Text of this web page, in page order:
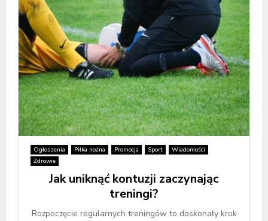
Ogłoszenia Piłka nożna Promocja Sport
Wiadomości
Zdrowie
Jak uniknąć kontuzji zaczynając
treningi?
Rozpoczęcie regularnych treningów to doskonały krok